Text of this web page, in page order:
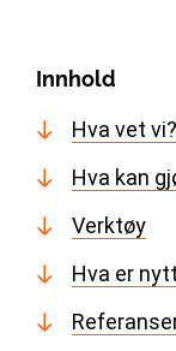
Innhold
Hva vet vi?
Hva kan
Verktøy
Hva er